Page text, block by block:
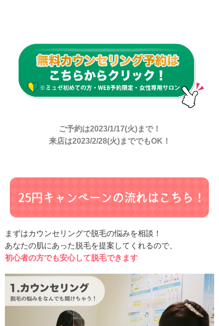
ご予約は2023/1/17(火)まで！
来店は2023/2/28(火)まででもOK！
まずはカウンセリングで脱毛の悩みを相談！
あなたの肌にあった脱毛を提案してくれるので、
初心者の方でも安心して脱毛できます